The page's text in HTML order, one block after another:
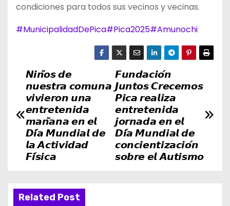
condiciones para todos sus vecinos y vecinas.
#MunicipalidadDePica#Pica2025#Amunochi
N
v
a
𝙁𝙪𝙣𝙙𝙖𝙘𝙞𝙤́𝙣
𝙅𝙪𝙣𝙩𝙤𝙨 𝘾𝙧𝙚𝙘𝙚𝙢𝙤𝙨
𝙋𝙞𝙘𝙖 𝙧𝙚𝙖𝙡𝙞𝙯𝙖
𝙚𝙣𝙩𝙧𝙚𝙩𝙚𝙣𝙞𝙙𝙖
𝙟𝙤𝙧𝙣𝙖𝙙𝙖 𝙚𝙣 𝙚𝙡
𝘿𝙞́𝙖 𝙈𝙪𝙣𝙙𝙞𝙖𝙡 𝙙𝙚
𝙘𝙤𝙣𝙘𝙞𝙚𝙣𝙩𝙞𝙯𝙖𝙘𝙞𝙤́𝙣
𝙨𝙤𝙗𝙧𝙚 𝙚𝙡 𝘼𝙪𝙩𝙞𝙨𝙢𝙤
𝙉𝙞𝙣̃𝙤𝙨 𝙙𝙚
𝙣𝙪𝙚𝙨𝙩𝙧𝙖 𝙘𝙤𝙢𝙪𝙣𝙖
𝙫𝙞𝙫𝙞𝙚𝙧𝙤𝙣 𝙪𝙣𝙖
𝙚𝙣𝙩𝙧𝙚𝙩𝙚𝙣𝙞𝙙𝙖
𝙢𝙖𝙣̃𝙖𝙣𝙖 𝙚𝙣 𝙚𝙡
𝘿𝙞́𝙖 𝙈𝙪𝙣𝙙𝙞𝙖𝙡 𝙙𝙚
𝙡𝙖 𝘼𝙘𝙩𝙞𝙫𝙞𝙙𝙖𝙙
𝙁𝙞́𝙨𝙞𝙘𝙖
Related Post